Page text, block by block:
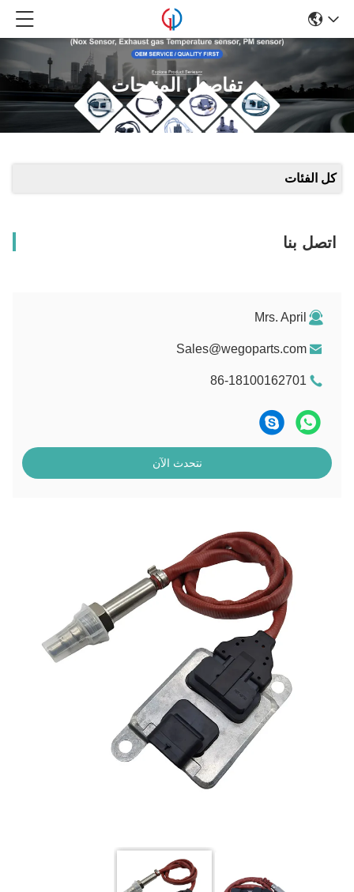
تفاصيل المنتجات
كل الفئات
اتصل بنا
Mrs. April
Sales@wegoparts.com
86-18100162701
نتحدث الآن